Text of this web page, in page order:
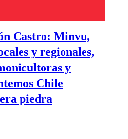
Castro: Minvu,
y regionales,
y
Chile
piedra